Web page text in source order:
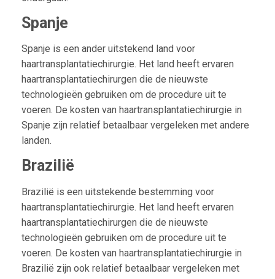
Spanje
Spanje is een ander uitstekend land voor
haartransplantatiechirurgie. Het land heeft ervaren
haartransplantatiechirurgen die de nieuwste
technologieën gebruiken om de procedure uit te
voeren. De kosten van haartransplantatiechirurgie in
Spanje zijn relatief betaalbaar vergeleken met andere
landen.
Brazilië
Brazilië is een uitstekende bestemming voor
haartransplantatiechirurgie. Het land heeft ervaren
haartransplantatiechirurgen die de nieuwste
technologieën gebruiken om de procedure uit te
voeren. De kosten van haartransplantatiechirurgie in
Brazilië zijn ook relatief betaalbaar vergeleken met